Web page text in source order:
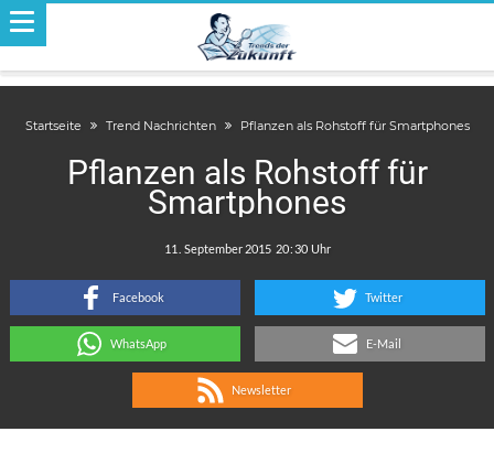
Startseite Trend Nachrichten Pflanzen als Rohstoff für Smartphones
Pflanzen als Rohstoff für
Smartphones
:
Facebook Twitter
WhatsApp E-Mail
Newsletter